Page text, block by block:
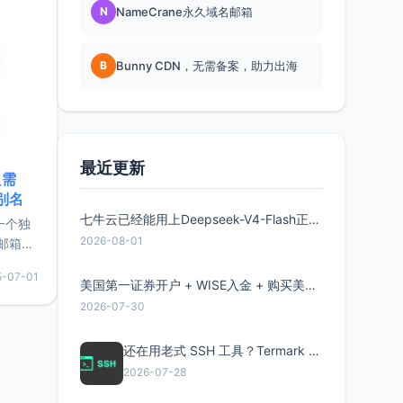
名
个独
箱等
较有
惠的
07-01
N NameCrane永久域名邮箱
B Bunny CDN，无需备案，助力出海
最近更新
七牛云已经能用上Deepseek-V4-Flash正式版了，点此领取300万Token
2026-08-01
美国第一证券开户 + WISE入金 + 购买美股全流程分享
2026-07-30
还在用老式 SSH 工具？Termark 新一代跨平台智能SSH客户端了解一下
2026-07-28